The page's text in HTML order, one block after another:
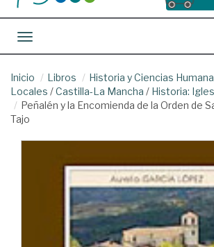
Toggle navigation
Inicio Libros Historia y Ciencias
Locales /Castilla-La Mancha / Historia:
Peñalén y la Encomienda de la Orden de
Tajo